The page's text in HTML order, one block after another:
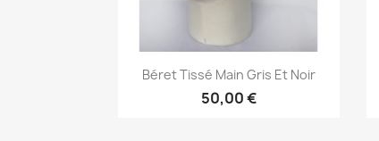
Aperçu rapide
Béret Tissé Main Gris Et Noir
50,00 €